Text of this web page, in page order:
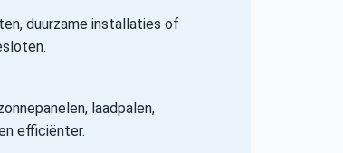
duurzame installaties of
laadpalen,
efficiënter.